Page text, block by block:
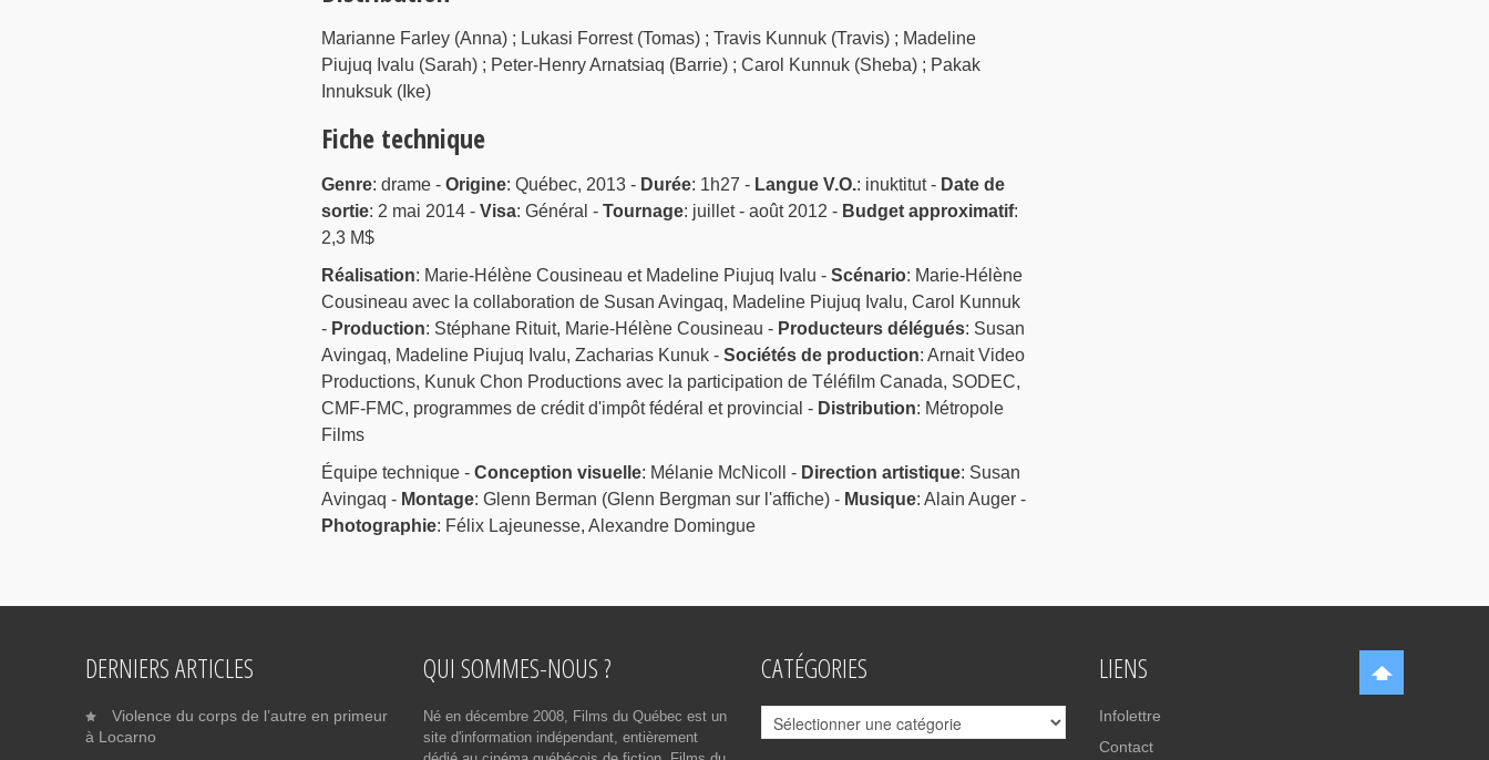
Marianne Farley (Anna) ; Lukasi Forrest (Tomas) ; Travis Kunnuk (Travis) ; Madeline
Piujuq Ivalu (Sarah) ; Peter-Henry Arnatsiaq (Barrie) ; Carol Kunnuk (Sheba) ; Pakak
Innuksuk (Ike)
Fiche technique
Genre: drame - Origine: Québec, 2013 - Durée: 1h27 - Langue V.O.: inuktitut - Date de
sortie: 2 mai 2014 - Visa: Général - Tournage: juillet - août 2012 - Budget approximatif:
2,3 M$
Réalisation: Marie-Hélène Cousineau et Madeline Piujuq Ivalu - Scénario: Marie-Hélène
Cousineau avec la collaboration de Susan Avingaq, Madeline Piujuq Ivalu, Carol Kunnuk
- Production: Stéphane Rituit, Marie-Hélène Cousineau - Producteurs délégués: Susan
Avingaq, Madeline Piujuq Ivalu, Zacharias Kunuk - Sociétés de production: Arnait Video
Productions, Kunuk Chon Productions avec la participation de Téléfilm Canada, SODEC,
CMF-FMC, programmes de crédit d'impôt fédéral et provincial - Distribution: Métropole
Films
Équipe technique - Conception visuelle: Mélanie McNicoll - Direction artistique: Susan
Avingaq - Montage: Glenn Berman (Glenn Bergman sur l'affiche) - Musique: Alain Auger -
Photographie: Félix Lajeunesse, Alexandre Domingue
DERNIERS ARTICLES
Violence du corps de l’autre en primeur
à Locarno
QUI SOMMES-NOUS ?
Né en décembre 2008, Films du Québec est un
site d'information indépendant, entièrement
CATÉGORIES
Catégories
LIENS
Infolettre
Contact